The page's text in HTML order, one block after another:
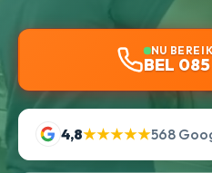
NU
BEL
4,8★★★★★568